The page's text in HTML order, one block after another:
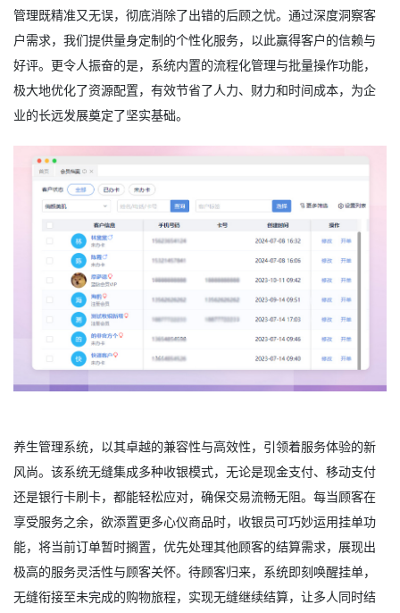
管理既精准又无误，彻底消除了出错的后顾之忧。通过深度洞察客
户需求，我们提供量身定制的个性化服务，以此赢得客户的信赖与
好评。更令人振奋的是，系统内置的流程化管理与批量操作功能，
极大地优化了资源配置，有效节省了人力、财力和时间成本，为企
业的长远发展奠定了坚实基础。
养生管理系统，以其卓越的兼容性与高效性，引领着服务体验的新
风尚。该系统无缝集成多种收银模式，无论是现金支付、移动支付
还是银行卡刷卡，都能轻松应对，确保交易流畅无阻。每当顾客在
享受服务之余，欲添置更多心仪商品时，收银员可巧妙运用挂单功
能，将当前订单暂时搁置，优先处理其他顾客的结算需求，展现出
极高的服务灵活性与顾客关怀。待顾客归来，系统即刻唤醒挂单，
无缝衔接至未完成的购物旅程，实现无缝继续结算，让多人同时结